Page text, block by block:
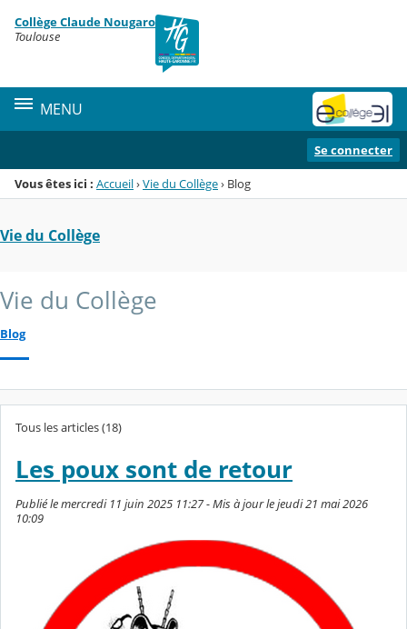
Menu de la rubrique
Contenu
Collège Claude Nougaro
Toulouse
MENU
Se connecter
Vous êtes ici : Accueil›Vie du Collège› Blog
Vie du Collège
Vie du Collège
Blog
Tous les articles (18)
Les poux sont de retour
Publié le mercredi 11 juin 2025 11:27 - Mis à jour le jeudi 21 mai 2026
10:09